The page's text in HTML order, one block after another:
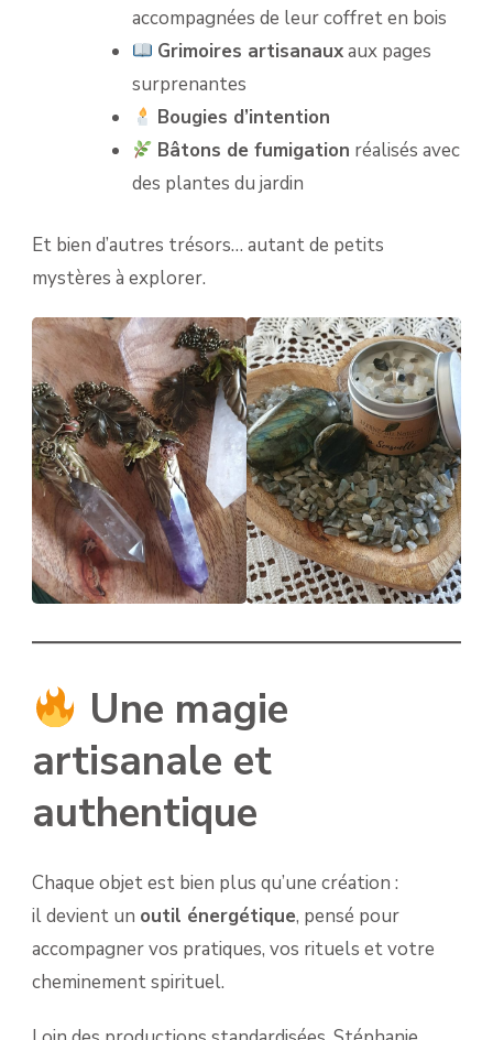
accompagnées de leur coffret en bois
Grimoires artisanauxaux pages
surprenantes
Bougies d’intention
Bâtons de fumigation réalisés avec
des plantes du jardin
Et bien d’autres trésors… autant de petits
mystères à explorer.
Une magie
artisanale et
authentique
Chaque objet est bien plus qu’une création :
il devient un outil énergétique, pensé pour
accompagner vos pratiques, vos rituels et votre
cheminement spirituel.